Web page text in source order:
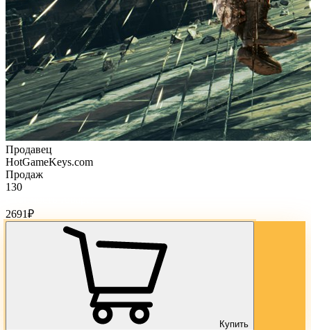
Продавец
HotGameKeys.com
Продаж
130
2691₽
Купить